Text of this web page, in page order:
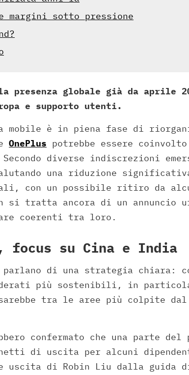
margini sotto pressione
presenza globale già da aprile
e supporto utenti.
è in piena fase di
OnePlus potrebbe essere
diverse indiscrezioni
una riduzione
con un possibile ritiro da
si tratta ancora di un annuncio
coerenti tra loro.
focus su Cina e India
di una strategia chiara:
più sostenibili, in
tra le aree più colpite dal
confermato che una parte del
di uscita per alcuni
uscita di Robin Liu dalla guida